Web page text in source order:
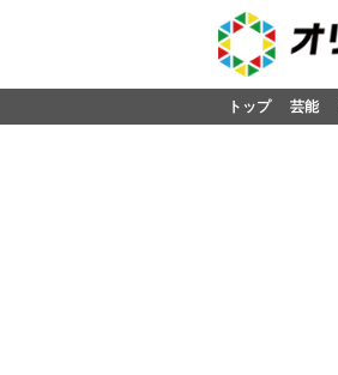
トップ 芸能